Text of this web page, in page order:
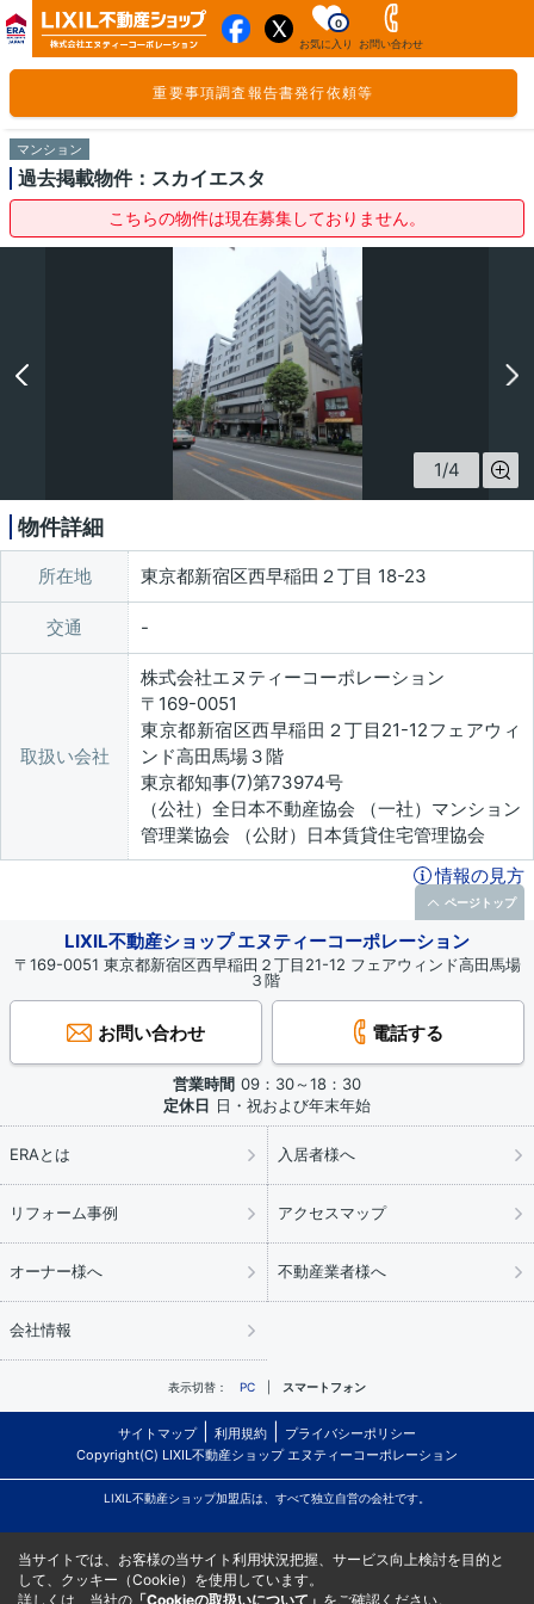
お気に入り
0
お問い合わせ
重要事項調査報告書発行依頼等
マンション
過去掲載物件：スカイエスタ
こちらの物件は現在募集しておりません。
1/4
物件詳細
所在地 東京都新宿区西早稲田２丁目 18-23
交通
取扱い会社
株式会社エヌティーコーポレーション
〒169-0051
東京都新宿区西早稲田２丁目21-12フェアウィ
ンド高田馬場３階
東京都知事(7)第73974号
（公社）全日本不動産協会 （一社）マンション
管理業協会 （公財）日本賃貸住宅管理協会
情報の見方
LIXIL不動産ショップ エヌティーコーポレーション
〒169-0051 東京都新宿区西早稲田２丁目21-12 フェアウィンド高田馬場
３階
お問い合わせ 電話する
営業時間 09：30～18：30
定休日 日・祝および年末年始
ERAとは 入居者様へ
リフォーム事例 アクセスマップ
オーナー様へ 不動産業者様へ
会社情報
表示切替： PC スマートフォン
サイトマップ 利用規約
プライバシーポリシー
Copyright(C) LIXIL不動産ショップ エヌティーコーポレーション
LIXIL不動産ショップ加盟店は、すべて独立自営の会社です。
ページトップ
当サイトでは、お客様の当サイト利用状況把握、サービス向上検討を目的と
して、クッキー（Cookie）を使用しています。
詳しくは、当社の 「Cookieの取扱いについて」 をご確認ください。